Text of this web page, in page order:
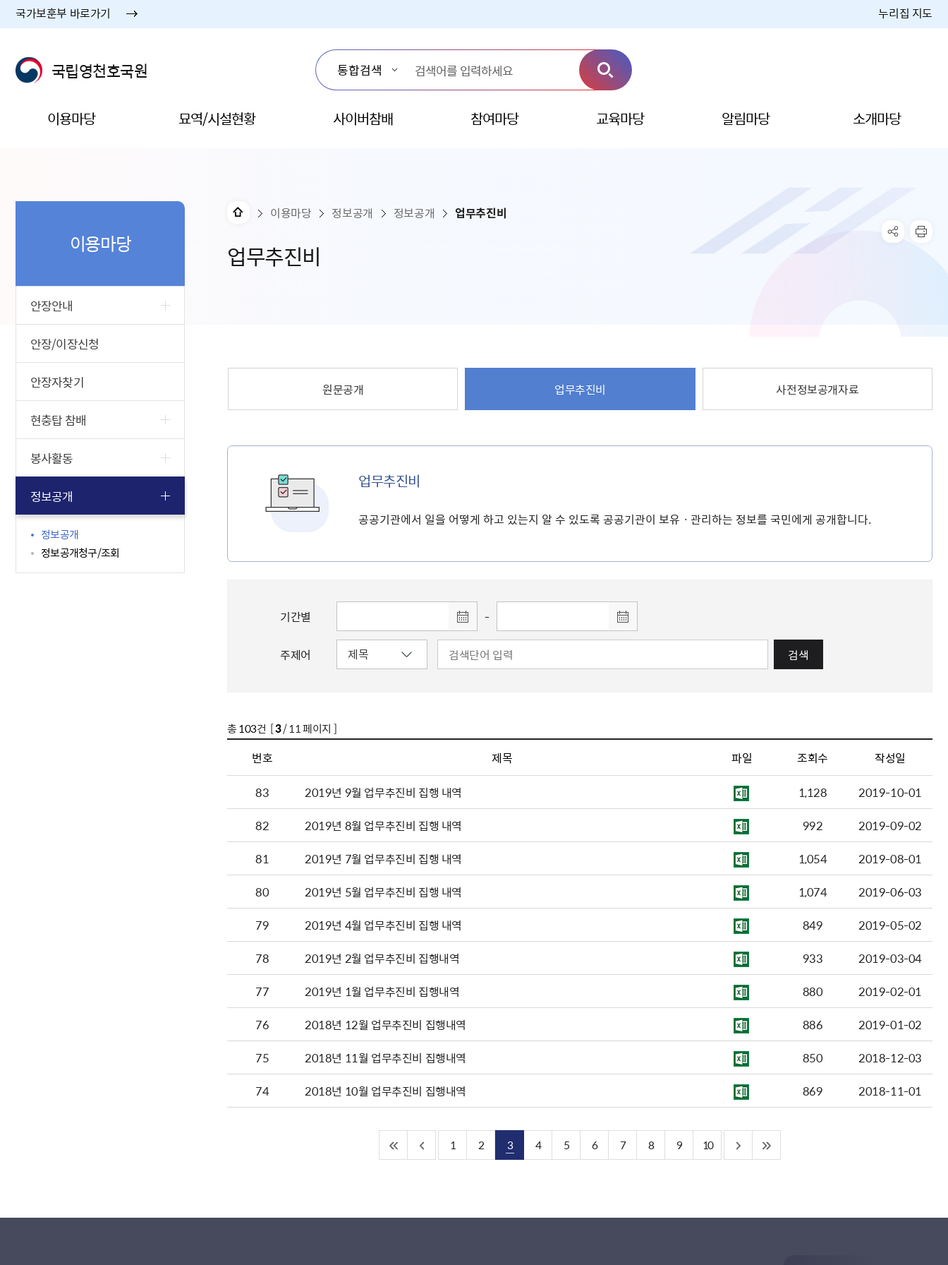
국가보훈부 바로가기 누리집 지도
국립영천호국원
이용마당 묘역/시설현황 사이버참배 참여마당 교육마당 알림마당 소개마당
업무추진비
이용마당 정보공개 정보공개 업무추진비
이용마당
안장안내
안장/이장신청
안장자찾기
현충탑 참배
봉사활동
정보공개
정보공개
정보공개청구/조회
원문공개 업무추진비 사전정보공개자료
업무추진비
공공기관에서 일을 어떻게 하고 있는지 알 수 있도록 공공기관이 보유ㆍ관리하는 정보를 국민에게 공개합니다.
기간별 -
주제어 검색
총103건 [3/ 11 페이지 ]
번호 제목 파일 조회수 작성일
83 2019년 9월 업무추진비 집행 내역 1,128
2019-10-01
82
2019년 8월 업무추진비 집행 내역 992
2019-09-02
81
2019년 7월 업무추진비 집행 내역 1,054
2019-08-01
80
2019년 5월 업무추진비 집행 내역 1,074
2019-06-03
79
2019년 4월 업무추진비 집행 내역 849
2019-05-02
78
2019년 2월 업무추진비 집행내역 933
2019-03-04
77
2019년 1월 업무추진비 집행내역 880
2019-02-01
76
2018년 12월 업무추진비 집행내역 886
2019-01-02
75
2018년 11월 업무추진비 집행내역 850
2018-12-03
74
2018년 10월 업무추진비 집행내역 869 2018-11-01
1 2 3 4 5 6 7 8 9 10